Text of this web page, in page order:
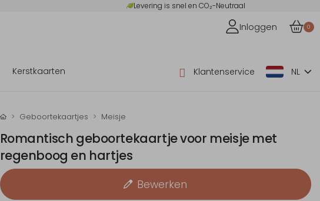
Levering is snel en CO₂-Neutraal
Inloggen 0
Kerstkaarten Klantenservice NL
Geboortekaartjes Meisje
Romantisch geboortekaartje voor meisje met
regenboog en hartjes
Bewerken